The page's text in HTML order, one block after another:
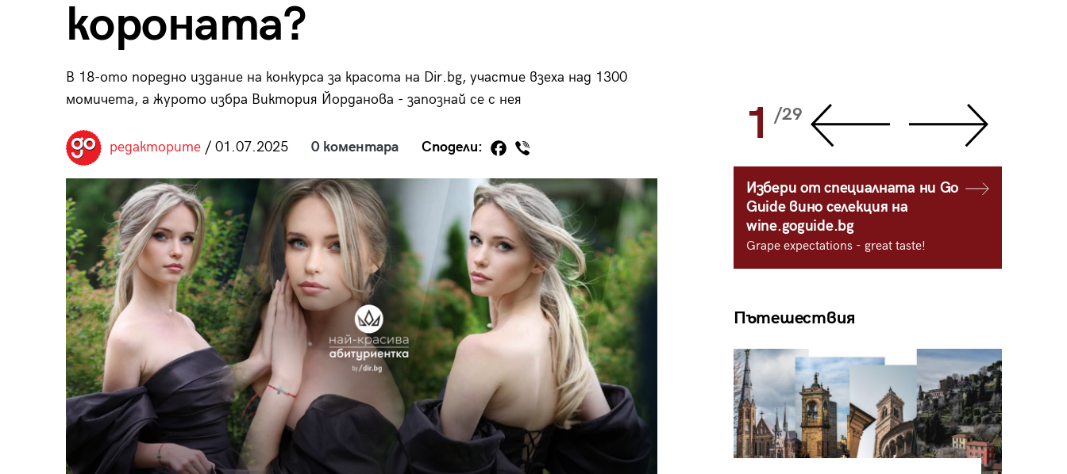
короната?
В 18-ото поредно издание на конкурса за красота на Dir.bg, участие взеха над 1300
момичета, а журото избра Виктория Йорданова - запознай се с нея
редакторите/ 01.07.2025 0 коментара Сподели:
28 1 /29
Избери от специалната ни Go
Guide вино селекция на
wine.goguide.bg
Grape expectations - great taste!
Пътешествия